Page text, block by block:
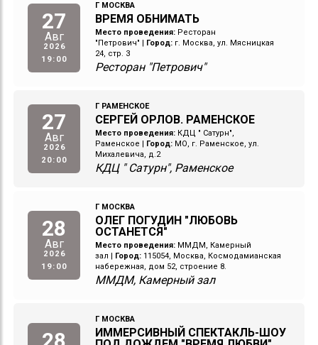
27
Авг
2026
19:00
Г МОСКВА
ВРЕМЯ ОБНИМАТЬ
Место проведения: Ресторан
"Петрович"
Город: г. Москва, ул. Мясницкая
24, стр. 3
Ресторан "Петрович"
27
Авг
2026
20:00
Г РАМЕНСКОЕ
СЕРГЕЙ ОРЛОВ. РАМЕНСКОЕ
Место проведения: КДЦ " Сатурн",
Раменское
Город: МО, г. Раменское, ул.
Михалевича, д.2
КДЦ " Сатурн", Раменское
28
Авг
2026
19:00
Г МОСКВА
ОЛЕГ ПОГУДИН "ЛЮБОВЬ
ОСТАНЕТСЯ"
Место проведения: ММДМ, Камерный
зал
Город: 115054, Москва, Космодамианская
набережная, дом 52, строение 8.
ММДМ, Камерный зал
Г МОСКВА
ИММЕРСИВНЫЙ СПЕКТАКЛЬ-ШОУ